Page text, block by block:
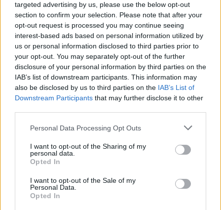
targeted advertising by us, please use the below opt-out
section to confirm your selection. Please note that after your
opt-out request is processed you may continue seeing
interest-based ads based on personal information utilized by
us or personal information disclosed to third parties prior to
your opt-out. You may separately opt-out of the further
disclosure of your personal information by third parties on the
IAB’s list of downstream participants. This information may
also be disclosed by us to third parties on the IAB’s List of
Downstream Participants that may further disclose it to other
Personal Data Processing Opt Outs
I want to opt-out of the Sharing of my
personal data.
Opted In
I want to opt-out of the Sale of my
Personal Data.
Opted In
¿Se puede comer queso en el embarazo?
LEER